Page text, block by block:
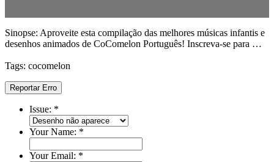
Sinopse: Aproveite esta compilação das melhores músicas infantis e
desenhos animados de CoComelon Português! Inscreva-se para …
Tags: cocomelon
Reportar Erro
Issue: *
Your Name: *
Your Email: *